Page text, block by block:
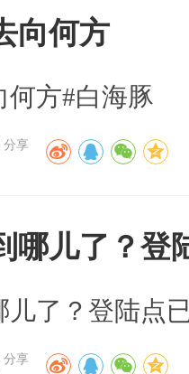
向何方
何方#白海豚
分享
哪儿了？登
儿了？登陆点
分享